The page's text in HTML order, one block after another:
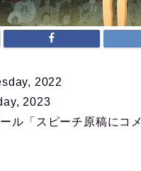
2022
2023
ル「スピーチ原稿にコ